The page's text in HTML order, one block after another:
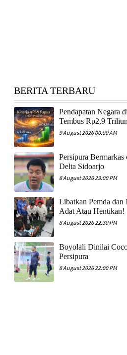
BERITA TERBARU
Pendapatan Negara
Tembus Rp2,9 Triliun
9 August 2026 00:00 AM
Persipura Bermarkas
Delta Sidoarjo
8 August 2026 23:00 PM
Libatkan Pemda dan
Adat Atau Hentikan!
8 August 2026 22:30 PM
Boyolali Dinilai
Persipura
8 August 2026 22:00 PM